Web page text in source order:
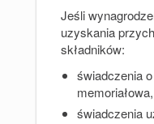
Jeśli
uzyskania
składników:
świadczenia
świadczenia